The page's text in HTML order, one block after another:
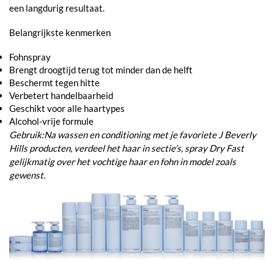
een langdurig resultaat.
Belangrijkste kenmerken
Fohnspray
Brengt droogtijd terug tot minder dan de helft
Beschermt tegen hitte
Verbetert handelbaarheid
Geschikt voor alle haartypes
Alcohol-vrije formule
Gebruik:Na wassen en conditioning met je favoriete J Beverly
Hills producten, verdeel het haar in sectie’s, spray Dry Fast
gelijkmatig over het vochtige haar en fohn in model zoals
gewenst.